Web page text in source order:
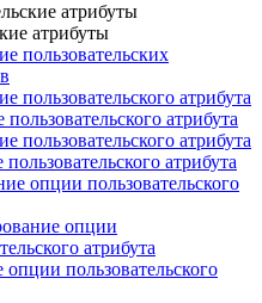
атрибуты
атрибуты
пользовательских
пользовательского атрибута
атрибута
пользовательского атрибута
атрибута
опции пользовательского
опции
атрибута
опции пользовательского